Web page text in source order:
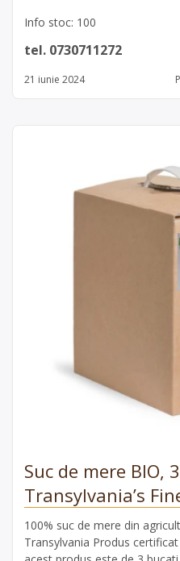
Info stoc: 100
tel. 0730711272
21 iunie 2024
Suc de mere BIO,
Transylvania’s
100% suc de mere din
Transylvania Produs